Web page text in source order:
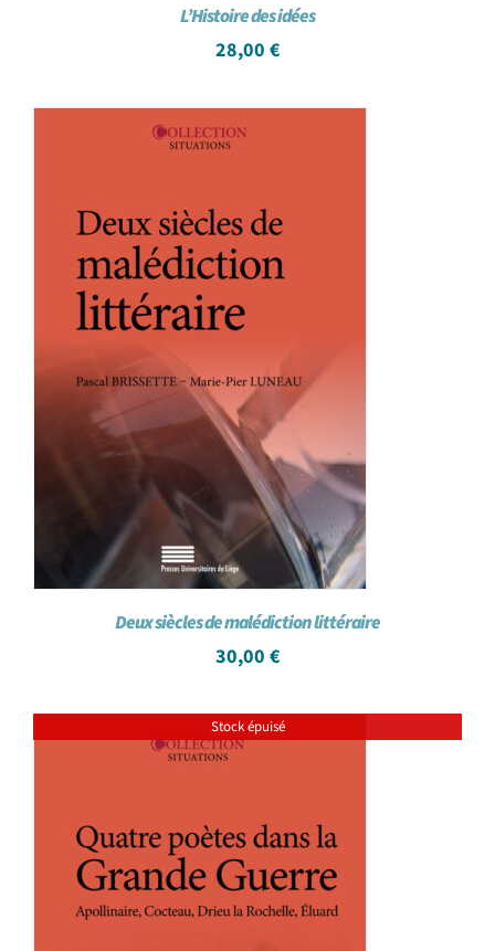
L’Histoire des idées
28,00 €
Deux siècles de malédiction littéraire
30,00 €
Stock épuisé